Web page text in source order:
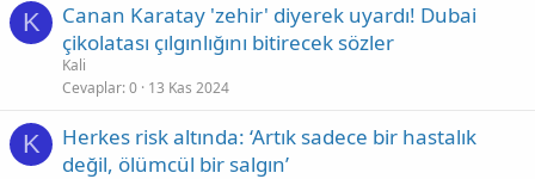
K
Canan Karatay 'zehir' diyerek uyardı! Dubai
çikolatası çılgınlığını bitirecek sözler
Kali
Cevaplar 0 13 Kas 2024
K
Herkes risk altında: ‘Artık sadece bir hastalık
değil, ölümcül bir salgın’